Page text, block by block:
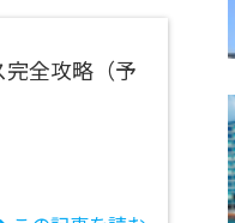
完全攻略（予